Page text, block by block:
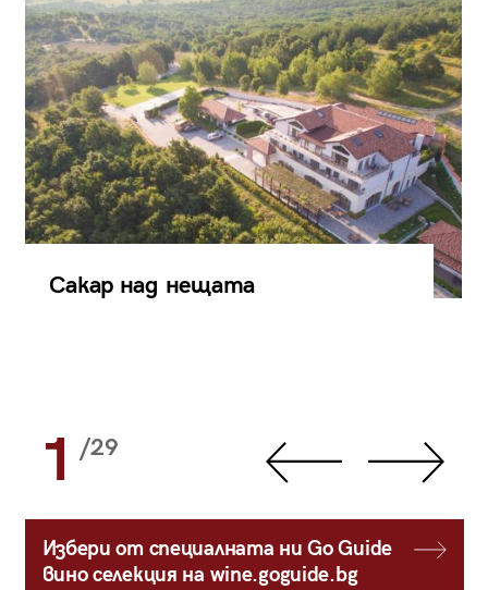
Сакар над нещата
1 /29
Избери от специалната ни Go Guide
вино селекция на wine.goguide.bg